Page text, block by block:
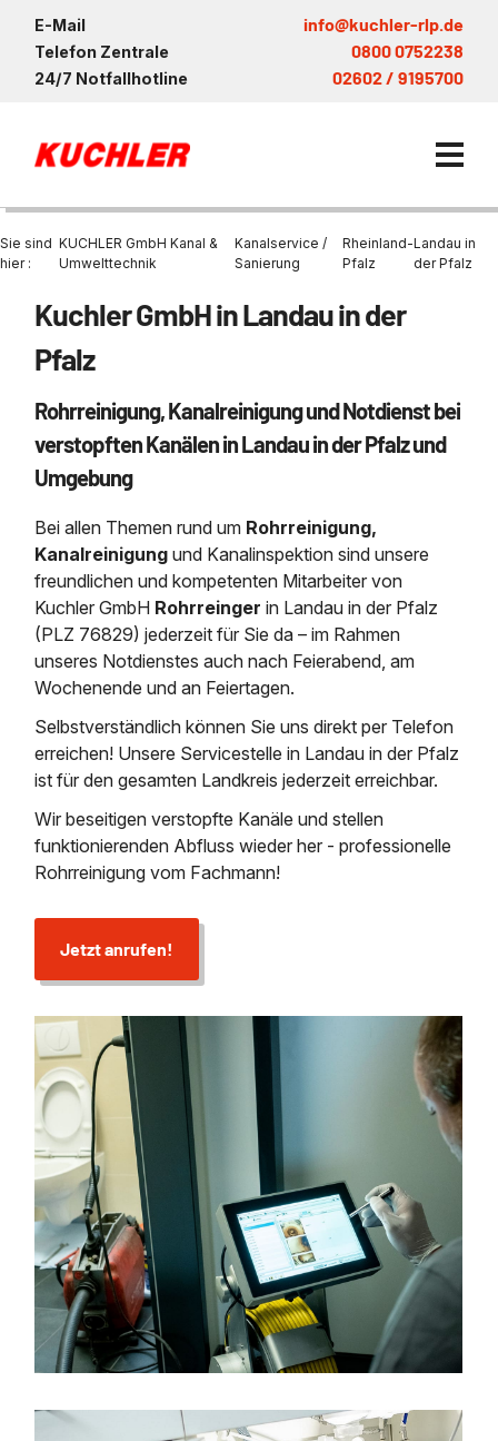
E-Mail info@kuchler-rlp.de
Telefon Zentrale 0800 0752238
24/7 Notfallhotline 02602 / 9195700
Kanalservice / Sanierung
Großprofilsanierung
Kanalreinigung
Wasserhaltung
Dükerreinigung
Entsorgung
Entsorgung von
Austausch von
Schießstandsanierung -
Geschosssandfang
Abscheiderwartung & Entleerung
Wartung und Vollservice
Sanierung von
Fettabscheider
Entsorgung
Saugbagger / Luftförderanlage
Entleerung von
Faultürmen per
Saugbagger für Tiefbau
Saugbagger und Pumpen
Fermenter-Entleerung
Regenrückhaltebecken
Entschlammung
Trockensaugen von
etc.
Weitere Services mit
Mobile Schlamm-Entwässerung
Unternehmen
Nachhaltigkeit & Umwelt
Referenzen
Stellenangebote
Kontakt
Sie sind
hier :
KUCHLER GmbH Kanal &
Umwelttechnik
Kanalservice /
Sanierung
Rheinland-
Pfalz
Landau in
der Pfalz
Kuchler GmbH in Landau in der
Pfalz
Rohrreinigung, Kanalreinigung und Notdienst bei
verstopften Kanälen in Landau in der Pfalz und
Umgebung
Bei allen Themen rund um Rohrreinigung,
Kanalreinigung und Kanalinspektion sind unsere
freundlichen und kompetenten Mitarbeiter von
Kuchler GmbH Rohrreinger in Landau in der Pfalz
(PLZ 76829) jederzeit für Sie da – im Rahmen
unseres Notdienstes auch nach Feierabend, am
Wochenende und an Feiertagen.
Selbstverständlich können Sie uns direkt per Telefon
erreichen! Unsere Servicestelle in Landau in der Pfalz
ist für den gesamten Landkreis jederzeit erreichbar.
Wir beseitigen verstopfte Kanäle und stellen
funktionierenden Abfluss wieder her - professionelle
Rohrreinigung vom Fachmann!
Jetzt anrufen!